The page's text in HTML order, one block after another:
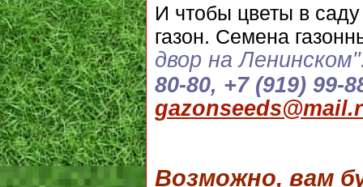
И чтобы цветы в
газон. Семена
двор на
80-80, +7 (919) 99-
Возможно, вам